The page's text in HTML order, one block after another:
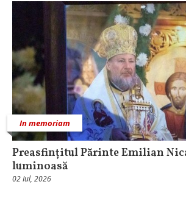
In memoriam
Preasfințitul Părinte Emilian
luminoasă
02 Iul, 2026